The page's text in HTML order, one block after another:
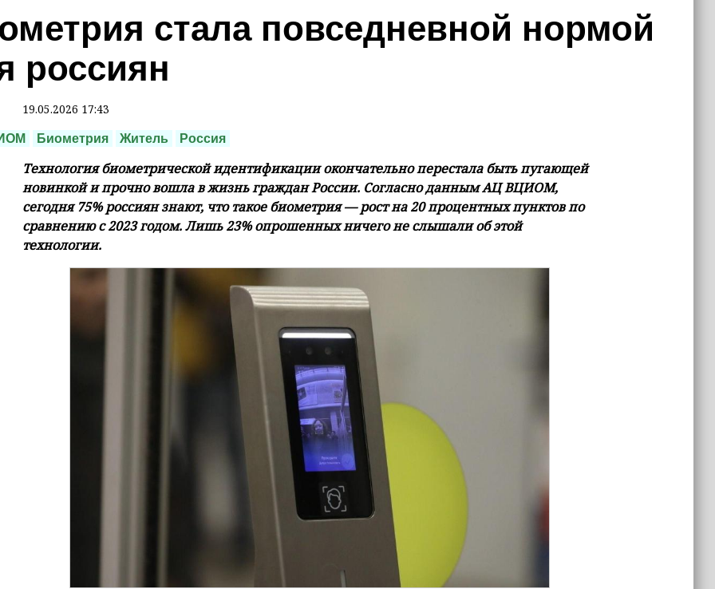
стала повседневной нормой
россиян
19.05.2026 17:43
Биометрия Житель Россия
Технология биометрической идентификации окончательно перестала быть пугающей
новинкой и прочно вошла в жизнь граждан России. Согласно данным АЦ ВЦИОМ,
сегодня 75% россиян знают, что такое биометрия — рост на 20 процентных пунктов по
сравнению с 2023 годом. Лишь 23% опрошенных ничего не слышали об этой
технологии.